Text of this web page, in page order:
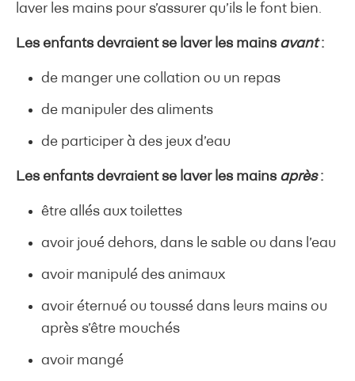
laver les mains pour s’assurer qu’ils le font bien.
Les enfants devraient se laver les mains avant:
de manger une collation ou un repas
de manipuler des aliments
de participer à des jeux d’eau
Les enfants devraient se laver les mains après:
être allés aux toilettes
avoir joué dehors, dans le sable ou dans l’eau
avoir manipulé des animaux
avoir éternué ou toussé dans leurs mains ou
après s’être mouchés
avoir mangé